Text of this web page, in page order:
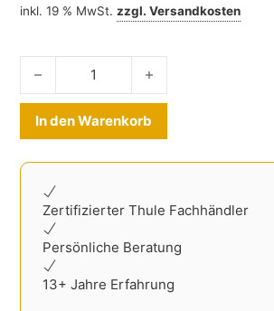
inkl. 19 % MwSt. zzgl.Versandkosten
Hundegitter VW Touareg III 2018- Menge
In den Warenkorb
Zertifizierter Thule Fachhändler
Persönliche Beratung
13+ Jahre Erfahrung